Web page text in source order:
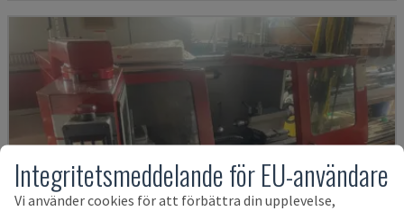
Integritetsmeddelande för EU-användare
Vi använder cookies för att förbättra din upplevelse,